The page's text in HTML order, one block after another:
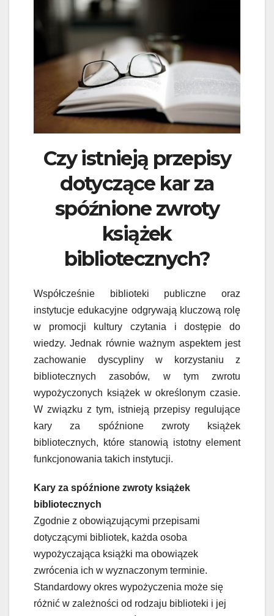
Czy istnieją przepisy
dotyczące kar za
spóźnione zwroty
książek
bibliotecznych?
Współcześnie biblioteki publiczne oraz
instytucje edukacyjne odgrywają kluczową rolę
w promocji kultury czytania i dostępie do
wiedzy. Jednak równie ważnym aspektem jest
zachowanie dyscypliny w korzystaniu z
bibliotecznych zasobów, w tym zwrotu
wypożyczonych książek w określonym czasie.
W związku z tym, istnieją przepisy regulujące
kary za spóźnione zwroty książek
bibliotecznych, które stanowią istotny element
funkcjonowania takich instytucji.
Kary za spóźnione zwroty książek
bibliotecznych
Zgodnie z obowiązującymi przepisami
dotyczącymi bibliotek, każda osoba
wypożyczająca książki ma obowiązek
zwrócenia ich w wyznaczonym terminie.
Standardowy okres wypożyczenia może się
różnić w zależności od rodzaju biblioteki i jej